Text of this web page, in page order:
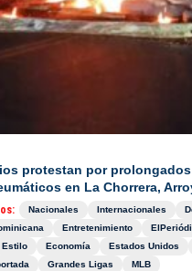
protestan por
en La Chorrera,
Nacionales Internacionales
Entretenimiento
Estilo Economía Estados Unidos
Grandes Ligas MLB